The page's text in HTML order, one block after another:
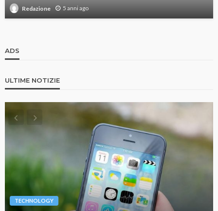
Redazione 5 anni ago
ADS
ULTIME NOTIZIE
TECHNOLOGY